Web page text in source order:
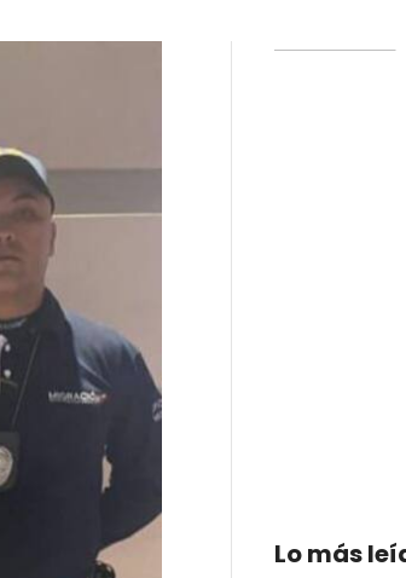
Lo más